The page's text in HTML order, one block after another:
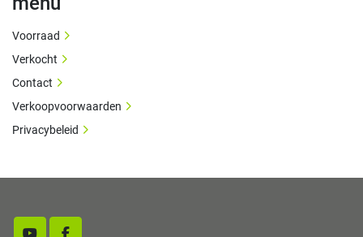
Voorraad
Verkocht
Contact
Verkoopvoorwaarden
Privacybeleid